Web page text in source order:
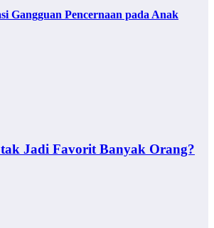
Gangguan Pencernaan pada Anak
Jadi Favorit Banyak Orang?